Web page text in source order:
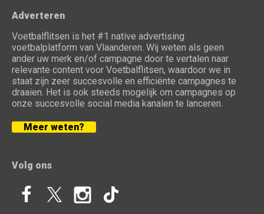
Adverteren
Voetbalflitsen is het #1 native advertising
voetbalplatform van Vlaanderen. Wij weten als geen
ander uw merk en/of campagne door te vertalen naar
relevante content voor Voetbalflitsen, waardoor we in
staat zijn zeer succesvolle en efficiënte campagnes te
draaien. Het is ook steeds mogelijk om campagnes op
onze succesvolle social media kanalen te lanceren.
Meer weten?
Volg ons